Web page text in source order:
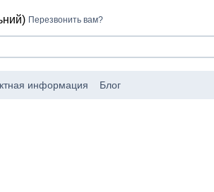
Перезвонить вам?
информация Блог